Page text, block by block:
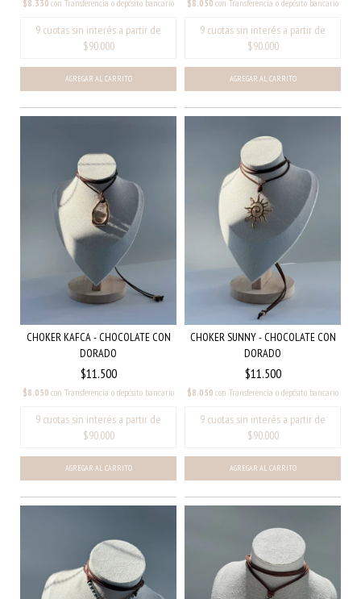
$8.330 con Transferencia o depósito bancario $8.050 con Transferencia o depósito bancario
CHOKER KAFCA - CHOCOLATE CON
DORADO
$11.500
$8.050 con Transferencia o depósito bancario
CHOKER SUNNY - CHOCOLATE CON
DORADO
$11.500
$8.050 con Transferencia o depósito bancario